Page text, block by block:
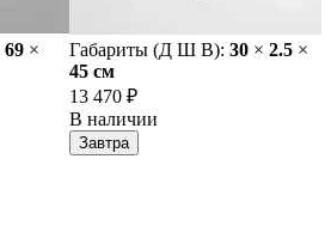
69 ×
Габариты (Д Ш В): 30 × 2.5 ×
45 cм
13 470 ₽
В наличии
Завтра